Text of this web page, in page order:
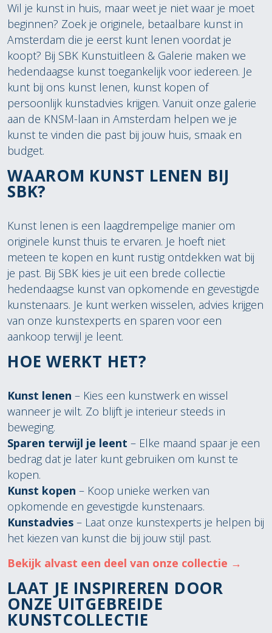
Wil je kunst in huis, maar weet je niet waar je moet
beginnen? Zoek je originele, betaalbare kunst in
Amsterdam die je eerst kunt lenen voordat je
koopt? Bij SBK Kunstuitleen & Galerie maken we
hedendaagse kunst toegankelijk voor iedereen. Je
kunt bij ons kunst lenen, kunst kopen of
persoonlijk kunstadvies krijgen. Vanuit onze galerie
aan de KNSM-laan in Amsterdam helpen we je
kunst te vinden die past bij jouw huis, smaak en
budget.
WAAROM KUNST LENEN BIJ
SBK?
Kunst lenen is een laagdrempelige manier om
originele kunst thuis te ervaren. Je hoeft niet
meteen te kopen en kunt rustig ontdekken wat bij
je past. Bij SBK kies je uit een brede collectie
hedendaagse kunst van opkomende en gevestigde
kunstenaars. Je kunt werken wisselen, advies krijgen
van onze kunstexperts en sparen voor een
aankoop terwijl je leent.
HOE WERKT HET?
Kunst lenen – Kies een kunstwerk en wissel
wanneer je wilt. Zo blijft je interieur steeds in
beweging.
Sparen terwijl je leent – Elke maand spaar je een
bedrag dat je later kunt gebruiken om kunst te
kopen.
Kunst kopen – Koop unieke werken van
opkomende en gevestigde kunstenaars.
Kunstadvies – Laat onze kunstexperts je helpen bij
het kiezen van kunst die bij jouw stijl past.
Bekijk alvast een deel van onze collectie →
LAAT JE INSPIREREN DOOR
ONZE UITGEBREIDE
KUNSTCOLLECTIE